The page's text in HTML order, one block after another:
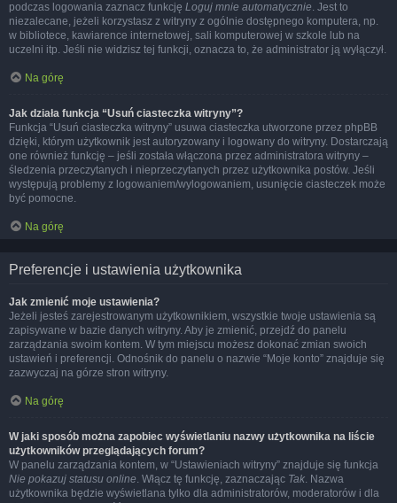
podczas logowania zaznacz funkcję Loguj mnie automatycznie. Jest to
niezalecane, jeżeli korzystasz z witryny z ogólnie dostępnego komputera, np.
w bibliotece, kawiarence internetowej, sali komputerowej w szkole lub na
uczelni itp. Jeśli nie widzisz tej funkcji, oznacza to, że administrator ją wyłączył.
Na górę
Jak działa funkcja “Usuń ciasteczka witryny”?
Funkcja “Usuń ciasteczka witryny” usuwa ciasteczka utworzone przez phpBB
dzięki, którym użytkownik jest autoryzowany i logowany do witryny. Dostarczają
one również funkcję – jeśli została włączona przez administratora witryny –
śledzenia przeczytanych i nieprzeczytanych przez użytkownika postów. Jeśli
występują problemy z logowaniem/wylogowaniem, usunięcie ciasteczek może
być pomocne.
Na górę
Preferencje i ustawienia użytkownika
Jak zmienić moje ustawienia?
Jeżeli jesteś zarejestrowanym użytkownikiem, wszystkie twoje ustawienia są
zapisywane w bazie danych witryny. Aby je zmienić, przejdź do panelu
zarządzania swoim kontem. W tym miejscu możesz dokonać zmian swoich
ustawień i preferencji. Odnośnik do panelu o nazwie “Moje konto” znajduje się
zazwyczaj na górze stron witryny.
Na górę
W jaki sposób można zapobiec wyświetlaniu nazwy użytkownika na liście
użytkowników przeglądających forum?
W panelu zarządzania kontem, w “Ustawieniach witryny” znajduje się funkcja
Nie pokazuj statusu online. Włącz tę funkcję, zaznaczając Tak. Nazwa
użytkownika będzie wyświetlana tylko dla administratorów, moderatorów i dla